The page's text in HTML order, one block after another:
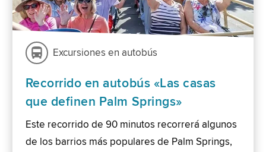
Excursiones en autobús
Recorrido en autobús «Las casas
que definen Palm Springs»
Este recorrido de 90 minutos recorrerá algunos
de los barrios más populares de Palm Springs,